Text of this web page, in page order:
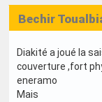
Bechir
Diakité a joué la
couverture ,fort
eneramo
Mais